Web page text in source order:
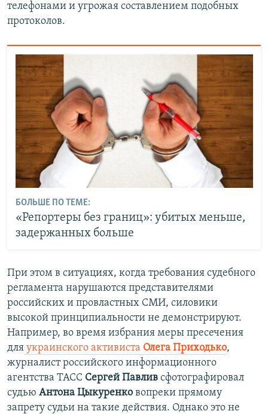
телефонами и угрожая составлением подобных
протоколов.
БОЛЬШЕ ПО ТЕМЕ:
«Репортеры без границ»: убитых меньше,
задержанных больше
При этом в ситуациях, когда требования судебного
регламента нарушаются представителями
российских и провластных СМИ, силовики
высокой принципиальности не демонстрируют.
Например, во время избрания меры пресечения
для украинского активиста Олега Приходько,
журналист российского информационного
агентства ТАСС Сергей Павлив сфотографировал
судью Антона Цыкуренко вопреки прямому
запрету судьи на такие действия. Однако это не